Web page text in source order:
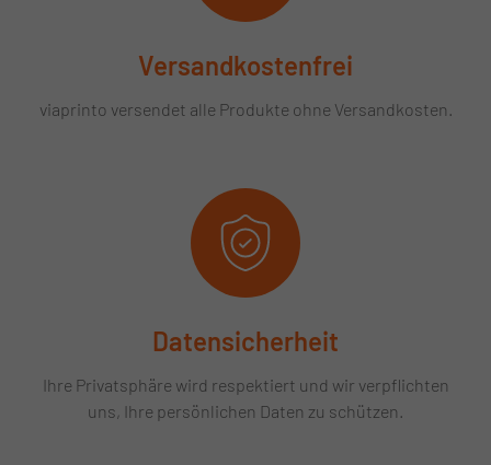
Versandkostenfrei
viaprinto versendet alle Produkte ohne Versandkosten.
Datensicherheit
Ihre Privatsphäre wird respektiert und wir verpflichten
uns, Ihre persönlichen Daten zu schützen.